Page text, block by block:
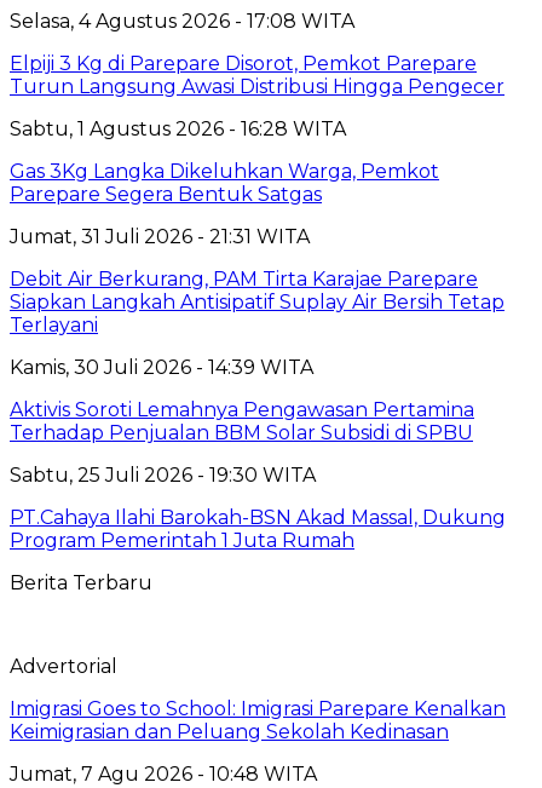
Selasa, 4 Agustus 2026 - 17:08 WITA
Elpiji 3 Kg di Parepare Disorot, Pemkot Parepare
Turun Langsung Awasi Distribusi Hingga Pengecer
Sabtu, 1 Agustus 2026 - 16:28 WITA
Gas 3Kg Langka Dikeluhkan Warga, Pemkot
Parepare Segera Bentuk Satgas
Jumat, 31 Juli 2026 - 21:31 WITA
Debit Air Berkurang, PAM Tirta Karajae Parepare
Siapkan Langkah Antisipatif Suplay Air Bersih Tetap
Terlayani
Kamis, 30 Juli 2026 - 14:39 WITA
Aktivis Soroti Lemahnya Pengawasan Pertamina
Terhadap Penjualan BBM Solar Subsidi di SPBU
Sabtu, 25 Juli 2026 - 19:30 WITA
PT.Cahaya Ilahi Barokah-BSN Akad Massal, Dukung
Program Pemerintah 1 Juta Rumah
Berita Terbaru
Advertorial
Imigrasi Goes to School: Imigrasi Parepare Kenalkan
Keimigrasian dan Peluang Sekolah Kedinasan
Jumat, 7 Agu 2026 - 10:48 WITA